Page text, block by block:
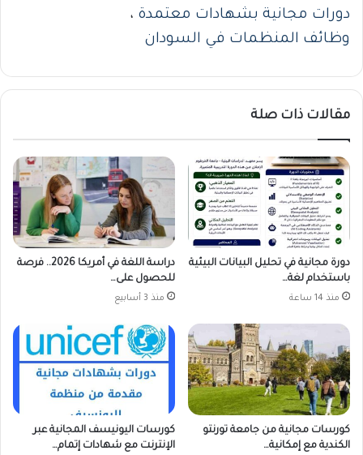
دورات مجانية بشهادات معتمدة ،
وظائف المنظمات في السودان
مقالات ذات صلة
دورة مجانية في تحليل البيانات البيئية
باستخدام لغة…
منذ 14 ساعة
دراسة اللغة في أمريكا 2026.. فرصة
للحصول على…
منذ 3 أسابيع
كورسات مجانية من جامعة تورنتو
الكندية مع إمكانية…
كورسات اليونيسف المجانية عبر
الإنترنت مع شهادات إتمام…